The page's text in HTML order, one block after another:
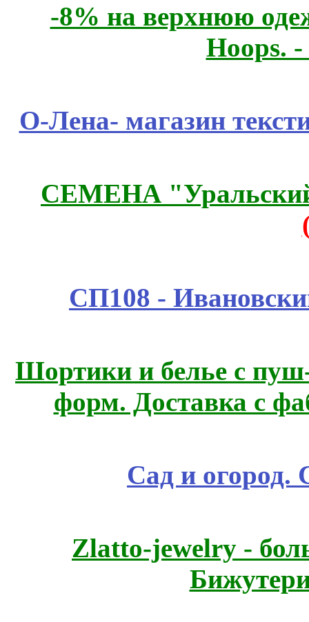
-8% на верхнюю
Hoops.
О-Лена- магазин
СЕМЕНА
СП108 -
Шортики и белье с
форм. Доставка с
Сад и огород.
Zlatto-jewelry -